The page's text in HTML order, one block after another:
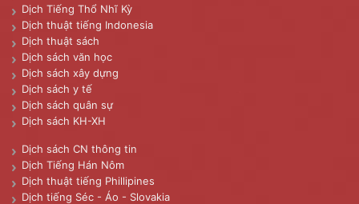
Dịch Tiếng Thổ Nhĩ Kỳ
Dịch thuật tiếng Indonesia
Dịch thuật sách
Dịch sách văn học
Dịch sách xây dựng
Dịch sách y tế
Dịch sách quân sự
Dịch sách KH-XH
Dịch sách CN thông tin
Dịch Tiếng Hán Nôm
Dịch thuật tiếng Phillipines
Dịch tiếng Séc - Áo - Slovakia